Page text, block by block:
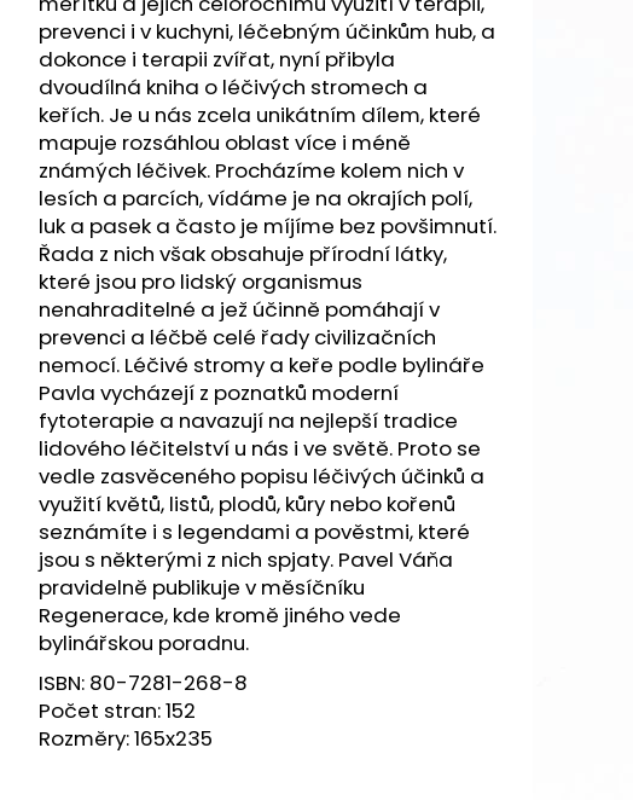
prevenci i v kuchyni, léčebným účinkům hub, a
dokonce i terapii zvířat, nyní přibyla
dvoudílná kniha o léčivých stromech a
keřích. Je u nás zcela unikátním dílem, které
mapuje rozsáhlou oblast více i méně
známých léčivek. Procházíme kolem nich v
lesích a parcích, vídáme je na okrajích polí,
luk a pasek a často je míjíme bez povšimnutí.
Řada z nich však obsahuje přírodní látky,
které jsou pro lidský organismus
nenahraditelné a jež účinně pomáhají v
prevenci a léčbě celé řady civilizačních
nemocí. Léčivé stromy a keře podle bylináře
Pavla vycházejí z poznatků moderní
fytoterapie a navazují na nejlepší tradice
lidového léčitelství u nás i ve světě. Proto se
vedle zasvěceného popisu léčivých účinků a
využití květů, listů, plodů, kůry nebo kořenů
seznámíte i s legendami a pověstmi, které
jsou s některými z nich spjaty. Pavel Váňa
pravidelně publikuje v měsíčníku
Regenerace, kde kromě jiného vede
bylinářskou poradnu.
ISBN: 80-7281-268-8
Počet stran:152
Rozměry:165x235